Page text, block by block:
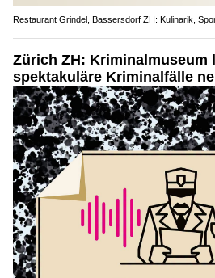
Restaurant Grindel, Bassersdorf ZH: Kulinarik,
Zürich ZH: Kriminalmuseum
spektakuläre Kriminalfälle